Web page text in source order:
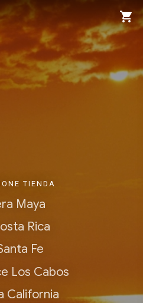
shopping_cart
TIENDA
Maya
Rica
Fe
Los Cabos
California